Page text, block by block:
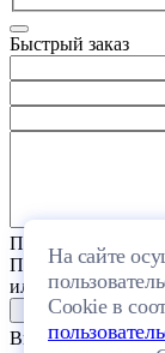
На сайте
Cookie в
Быстрый заказ
Прикрепить файл
Перетащите один
или выберите
Выберите файл с